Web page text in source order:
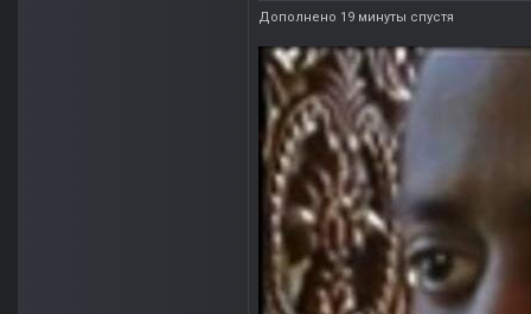
Дополнено 19 минуты спустя